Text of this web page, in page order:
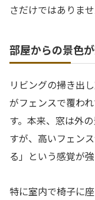
さだけではありませ
部屋からの景色
リビングの掃き出
がフェンスで覆わ
す。本来、窓は外
すが、高いフェン
る」という感覚が
特に室内で椅子に